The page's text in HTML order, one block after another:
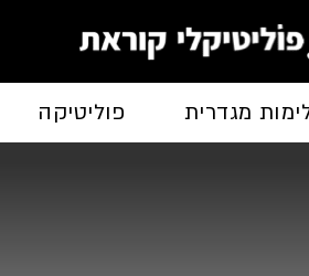
מגדרית פוליטיקה